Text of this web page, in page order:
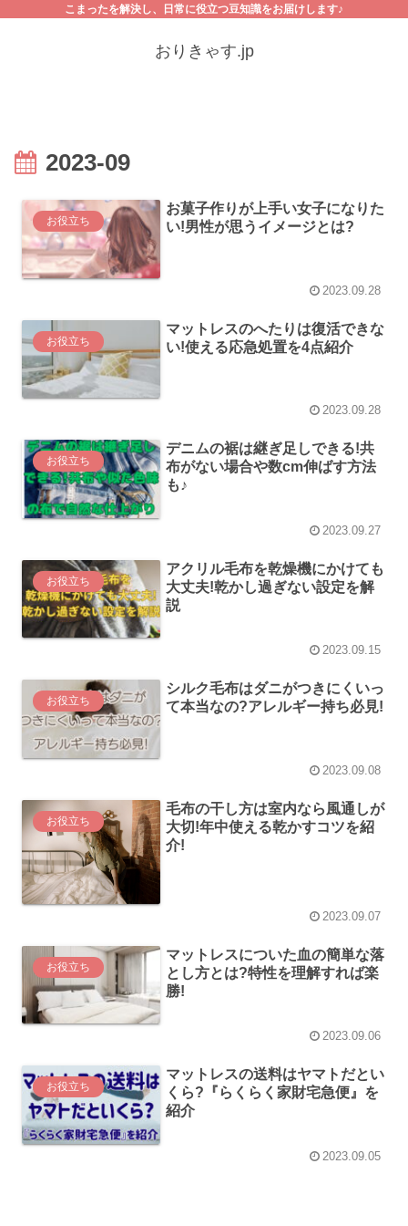
こまったを解決し、日常に役立つ豆知識をお届けします♪
おりきゃす.jp
2023-09
お役立ち
お菓子作りが上手い女子になりた
い!男性が思うイメージとは?
2023.09.28
お役立ち
マットレスのへたりは復活できな
い!使える応急処置を4点紹介
2023.09.28
お役立ち
デニムの裾は継ぎ足しできる!共
布がない場合や数cm伸ばす方法
も♪
2023.09.27
お役立ち
アクリル毛布を乾燥機にかけても
大丈夫!乾かし過ぎない設定を解
説
2023.09.15
お役立ち
シルク毛布はダニがつきにくいっ
て本当なの?アレルギー持ち必見!
2023.09.08
お役立ち
毛布の干し方は室内なら風通しが
大切!年中使える乾かすコツを紹
介!
2023.09.07
お役立ち
マットレスについた血の簡単な落
とし方とは?特性を理解すれば楽
勝!
2023.09.06
お役立ち
マットレスの送料はヤマトだとい
くら?『らくらく家財宅急便』を
紹介
2023.09.05